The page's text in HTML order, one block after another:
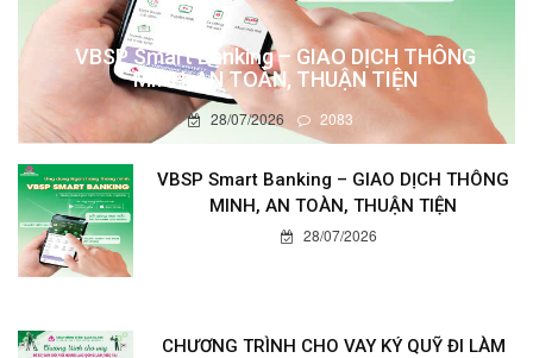
VBSP Smart Banking – GIAO DỊCH THÔNG
MINH, AN TOÀN, THUẬN TIỆN
28/07/2026 2083
VBSP Smart Banking – GIAO DỊCH THÔNG
MINH, AN TOÀN, THUẬN TIỆN
28/07/2026
CHƯƠNG TRÌNH CHO VAY KÝ QUỸ ĐI LÀM